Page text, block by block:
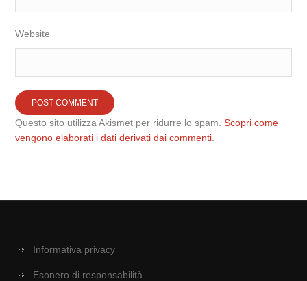
Website
Questo sito utilizza Akismet per ridurre lo spam.Scopri come
vengono elaborati i dati derivati dai commenti
Informativa privacy
Esonero di responsabilità